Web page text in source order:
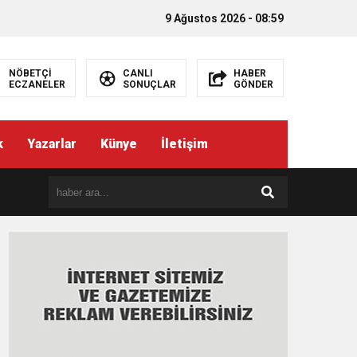
9 Ağustos 2026 - 08:59
NÖBETÇİ
ECZANELER
CANLI
SONUÇLAR
HABER
GÖNDER
Yazarlar Künye İletişim